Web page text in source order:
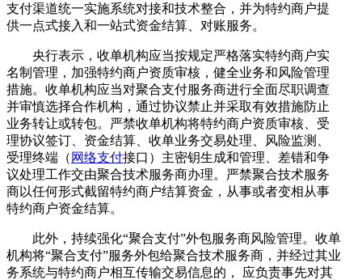
支付渠道统一实施系统对接和技术整合，并为特约商户提
供一点式接入和一站式资金结算、对账服务。
央行表示，收单机构应当按规定严格落实特约商户实
名制管理，加强特约商户资质审核，健全业务和风险管理
措施。收单机构应当对聚合支付服务商进行全面尽职调查
并审慎选择合作机构，通过协议禁止并采取有效措施防止
业务转让或转包。严禁收单机构将特约商户资质审核、受
理协议签订、资金结算、收单业务交易处理、风险监测、
受理终端（ 网络支付接口）主密钥生成和管理、差错和争
议处理工作交由聚合技术服务商办理。严禁聚合技术服务
商以任何形式截留特约商户结算资金，从事或者变相从事
特约商户资金结算。
此外，持续强化“聚合支付”外包服务商风险管理。收单
机构将“聚合支付”服务外包给聚合技术服务商，并经过其业
务系统与特约商户相互传输交易信息的， 应负责事先对其